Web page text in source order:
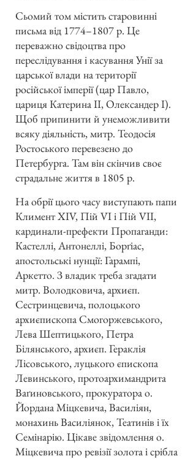
Сьомий том містить старовинні
письма від 1774–1807 р. Це
переважно свідоцтва про
переслідування і касування Унії за
царської влади на території
російської імперії (цар Павло,
цариця Катерина II, Олександер I).
Щоб припинити й унеможливити
всяку діяльність, митр. Теодосія
Ростоського перевезено до
Петербурга. Там він скінчив своє
страдальне життя в 1805 р.
На обрії цього часу виступають папи
Климент XIV, Пій VI і Пій VII,
кардинали-префекти Пропаганди:
Кастеллі, Антонеллі, Борґіас,
апостольські нунції: Гарампі,
Аркетто. З владик треба згадати
митр. Володковича, архиєп.
Сестринцевича, полоцького
архиєпископа Смогоржевського,
Лева Шептицького, Петра
Білянського, архиєп. Гераклія
Лісовського, луцького єпископа
Левинського, протоархимандрита
Ваґиновського, прокуратора о.
Йордана Міцкевича, Василіян,
монахинь Василіянок, Театинів і їх
Семінарію. Цікаве звідомлення о.
Міцкевича про ревізії золота і срібла